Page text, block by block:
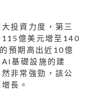
投資力度，第三
115億美元增至140
預期高出近10億
基礎設施的建
非常強勁，該公
長。